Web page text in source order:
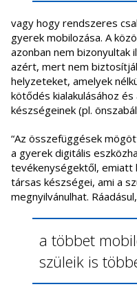
vagy hogy rendszeres
gyerek mobilozása. A
azonban nem bizonyultak
azért, mert nem
helyzeteket, amelyek
kötődés kialakulásához
készségeinek (pl.
“Az összefüggések
a gyerek digitális
tevékenységektől, emiatt
társas készségei, ami a
megnyilvánulhat.
a többet
szüleik is